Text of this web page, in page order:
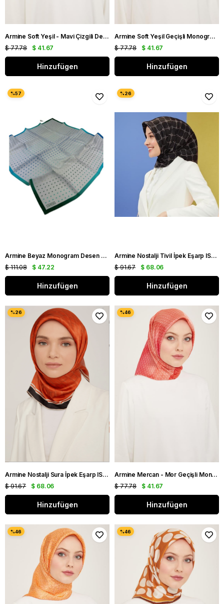
Armine Soft Yeşil - Mavi Çizgili Desen Tivil İpek Eşarp 9143 - 05
$ 41.67
$ 77.78
Hinzufügen
Armine Soft Yeşil Geçişli Monogram Desen Tivil İpek Eşarp 9104 - 84
$ 41.67
$ 77.78
Hinzufügen
Armine Beyaz Monogram Desen Tivil İpek Eşarp IST 8936 - 35
$ 47.22
$ 111.08
Hinzufügen
Armine Nostalji Tivil İpek Eşarp IST 8555-14 Siyah Logo Desen
$ 68.06
$ 91.67
Hinzufügen
Armine Nostalji Sura İpek Eşarp IST 8832-31 Kiremit Slogan Desen
$ 68.06
$ 91.67
Hinzufügen
Armine Mercan - Mor Geçişli Monogram Desen Tivil İpek Eşarp 9104 - 52
$ 41.67
$ 77.78
Hinzufügen